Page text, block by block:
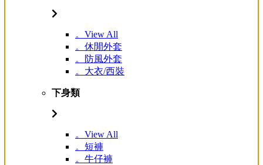
。View All
。休閒外套
。防風外套
。大衣/西裝
下身類
。View All
。短褲
。牛仔褲